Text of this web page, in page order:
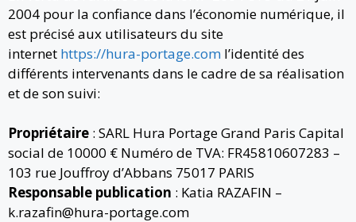
2004 pour la confiance dans l’économie numérique, il
est précisé aux utilisateurs du site
internet https://hura-portage.com l’identité des
différents intervenants dans le cadre de sa réalisation
et de son suivi:
Propriétaire : SARL Hura Portage Grand Paris Capital
social de 10000 € Numéro de TVA: FR45810607283 –
103 rue Jouffroy d’Abbans 75017 PARIS
Responsable publication : Katia RAZAFIN –
k.razafin@hura-portage.com